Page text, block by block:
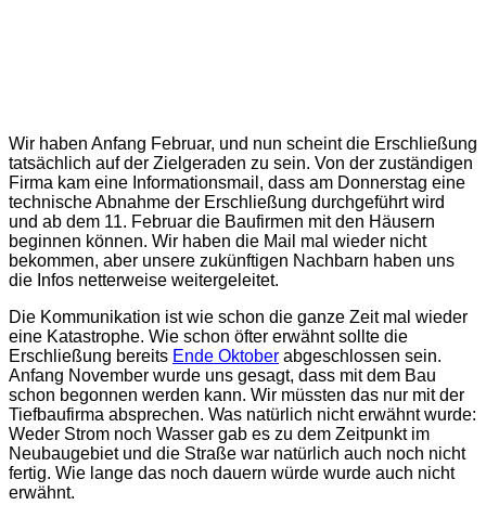
Wir haben Anfang Februar, und nun scheint die Erschließung
tatsächlich auf der Zielgeraden zu sein. Von der zuständigen
Firma kam eine Informationsmail, dass am Donnerstag eine
technische Abnahme der Erschließung durchgeführt wird
und ab dem 11. Februar die Baufirmen mit den Häusern
beginnen können. Wir haben die Mail mal wieder nicht
bekommen, aber unsere zukünftigen Nachbarn haben uns
die Infos netterweise weitergeleitet.
Die Kommunikation ist wie schon die ganze Zeit mal wieder
eine Katastrophe. Wie schon öfter erwähnt sollte die
Erschließung bereits Ende Oktober abgeschlossen sein.
Anfang November wurde uns gesagt, dass mit dem Bau
schon begonnen werden kann. Wir müssten das nur mit der
Tiefbaufirma absprechen. Was natürlich nicht erwähnt wurde:
Weder Strom noch Wasser gab es zu dem Zeitpunkt im
Neubaugebiet und die Straße war natürlich auch noch nicht
fertig. Wie lange das noch dauern würde wurde auch nicht
erwähnt.